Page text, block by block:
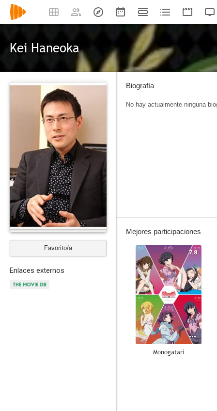
Kei Haneoka
Favorito/a
Enlaces externos
Biografía
No hay actualmente ninguna
Mejores participaciones
7.8
Monogatari